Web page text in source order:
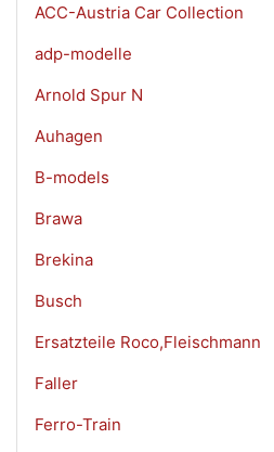
ACC-Austria Car Collection
adp-modelle
Arnold Spur N
Auhagen
B-models
Brawa
Brekina
Busch
Ersatzteile Roco,Fleischmann
Faller
Ferro-Train